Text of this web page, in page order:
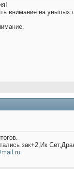
внимание на
зак+2,Ик